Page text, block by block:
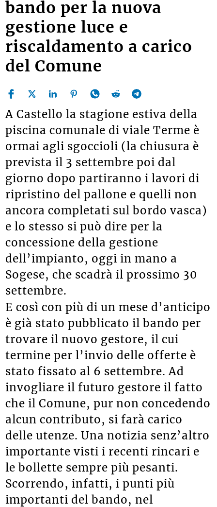
bando per la nuova
gestione luce e
riscaldamento a carico
del Comune
A Castello la stagione estiva della
piscina comunale di viale Terme è
ormai agli sgoccioli (la chiusura è
prevista il 3 settembre poi dal
giorno dopo partiranno i lavori di
ripristino del pallone e quelli non
ancora completati sul bordo vasca)
e lo stesso si può dire per la
concessione della gestione
dell’impianto, oggi in mano a
Sogese, che scadrà il prossimo 30
settembre.
E così con più di un mese d’anticipo
è già stato pubblicato il bando per
trovare il nuovo gestore, il cui
termine per l’invio delle offerte è
stato fissato al 6 settembre. Ad
invogliare il futuro gestore il fatto
che il Comune, pur non concedendo
alcun contributo, si farà carico
delle utenze. Una notizia senz’altro
importante visti i recenti rincari e
le bollette sempre più pesanti.
Scorrendo, infatti, i punti più
importanti del bando, nel